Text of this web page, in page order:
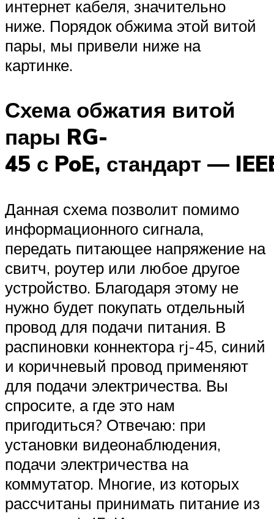
интернет кабеля, значительно
ниже. Порядок обжима этой витой
пары, мы привели ниже на
картинке.
Схема обжатия витой
пары RG-
45 с PoE, стандарт —
Данная схема позволит помимо
информационного сигнала,
передать питающее напряжение на
свитч, роутер или любое другое
устройство. Благодаря этому не
нужно будет покупать отдельный
провод для подачи питания. В
распиновки коннектора rj-45, синий
и коричневый провод применяют
для подачи электричества. Вы
спросите, а где это нам
пригодиться? Отвечаю: при
установки видеонаблюдения,
подачи электричества на
коммутатор. Многие, из которых
рассчитаны принимать питание из